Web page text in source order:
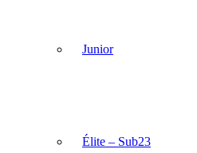
Junior
Élite – Sub23